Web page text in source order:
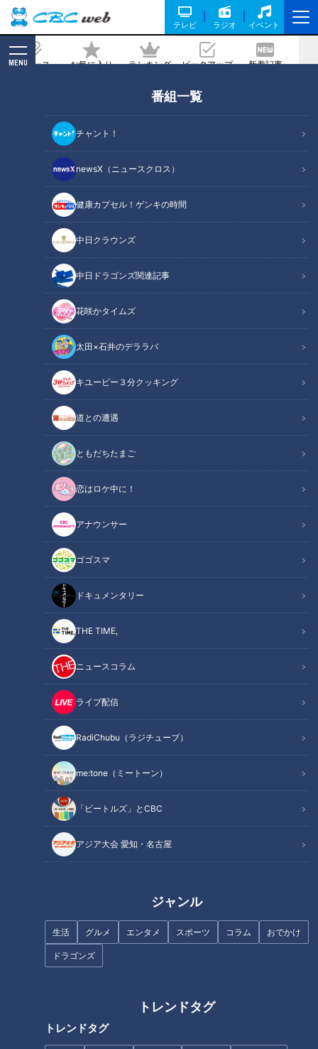
テレビ ラジオ イベント
ニュース お気に入り ランキング ピックアップ 新着記事
MENU
番組一覧
チャント！
newsX（ニュースクロス）
健康カプセル！ゲンキの時間
中日クラウンズ
中日ドラゴンズ関連記事
花咲かタイムズ
太田×石井のデララバ
キユーピー３分クッキング
道との遭遇
ともだちたまご
恋はロケ中に！
アナウンサー
ゴゴスマ
ドキュメンタリー
THE TIME,
ニュースコラム
ライブ配信
RadiChubu（ラジチューブ）
me:tone（ミートーン）
「ビートルズ」とCBC
アジア大会 愛知・名古屋
ジャンル
生活 グルメ エンタメ スポーツ コラム おでかけ
ドラゴンズ
トレンドタグ
トレンドタグ
記事に戻る
この記事の画像（全3枚）
記事に戻る
この記事を見たあなたへのおすすめ
若返り・幸せ！「ホル活」の
呼吸力チェックで肺年齢若返り
人生を変える「ある筋肉」の秘
密
肌だけではダメ！？夏の外出